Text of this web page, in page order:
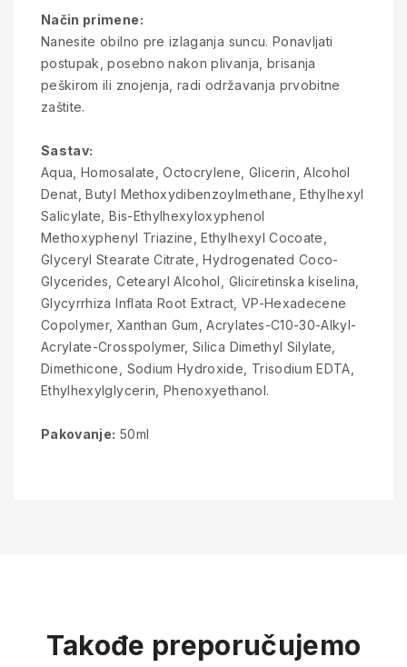
Način primene:
Nanesite obilno pre izlaganja suncu. Ponavljati
postupak, posebno nakon plivanja, brisanja
peškirom ili znojenja, radi održavanja prvobitne
zaštite.
Sastav:
Aqua, Homosalate, Octocrylene, Glicerin, Alcohol
Denat, Butyl Methoxydibenzoylmethane, Ethylhexyl
Salicylate, Bis-Ethylhexyloxyphenol
Methoxyphenyl Triazine, Ethylhexyl Cocoate,
Glyceryl Stearate Citrate, Hydrogenated Coco-
Glycerides, Cetearyl Alcohol, Gliciretinska kiselina,
Glycyrrhiza Inflata Root Extract, VP-Hexadecene
Copolymer, Xanthan Gum, Acrylates-C10-30-Alkyl-
Acrylate-Crosspolymer, Silica Dimethyl Silylate,
Dimethicone, Sodium Hydroxide, Trisodium EDTA,
Ethylhexylglycerin, Phenoxyethanol.
Pakovanje: 50ml
Takođe preporučujemo